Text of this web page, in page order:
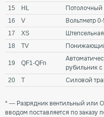
15
HL Потолочный
16
V Вольтметр
17
XS
18
TV
19 QF1-QFn
рубильник
20
T Силовой
* — Разрядник вентильный или
вводом поставляется по заказу